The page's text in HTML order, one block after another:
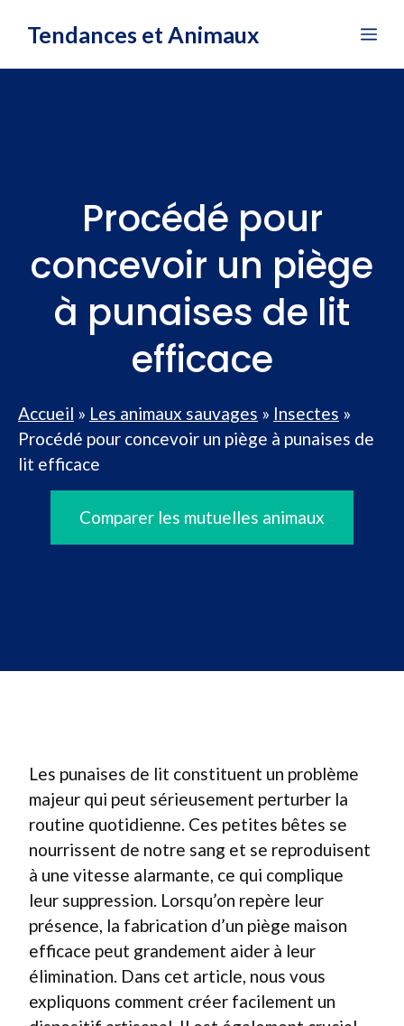
Tendances et Animaux
Procédé pour
concevoir un piège
à punaises de lit
efficace
Accueil » Les animaux sauvages » Insectes »
Procédé pour concevoir un piège à punaises de
lit efficace
Comparer les mutuelles animaux
Les punaises de lit constituent un problème
majeur qui peut sérieusement perturber la
routine quotidienne. Ces petites bêtes se
nourrissent de notre sang et se reproduisent
à une vitesse alarmante, ce qui complique
leur suppression. Lorsqu’on repère leur
présence, la fabrication d’un piège maison
efficace peut grandement aider à leur
élimination. Dans cet article, nous vous
expliquons comment créer facilement un